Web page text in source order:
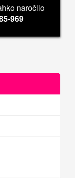
naročilo
969